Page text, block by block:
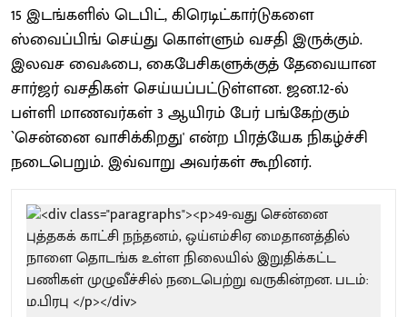
15 இடங்களில் டெபிட், கிரெடிட்கார்டுகளை
ஸ்வைப்பிங் செய்து கொள்ளும் வசதி இருக்கும்.
இலவச வைஃபை, கைபேசிகளுக்குத் தேவையான
சார்ஜர் வசதிகள் செய்யப்பட்டுள்ளன. ஜன.12-ல்
பள்ளி மாணவர்கள் 3 ஆயிரம் பேர் பங்கேற்கும்
`சென்னை வாசிக்கிறது' என்ற பிரத்யேக நிகழ்ச்சி
நடைபெறும். இவ்வாறு அவர்கள் கூறினர்.